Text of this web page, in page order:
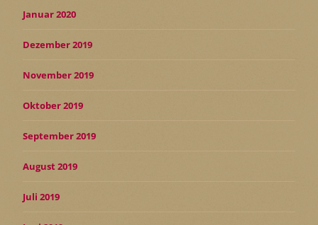
Januar 2020
Dezember 2019
November 2019
Oktober 2019
September 2019
August 2019
Juli 2019